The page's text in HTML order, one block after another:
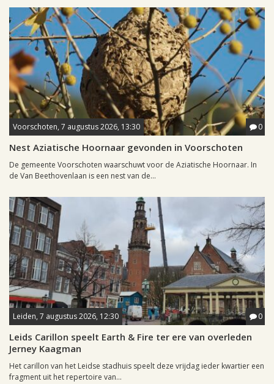
Voorschoten, 7 augustus 2026, 13:30 0
Nest Aziatische Hoornaar gevonden in Voorschoten
De gemeente Voorschoten waarschuwt voor de Aziatische Hoornaar. In
de Van Beethovenlaan is een nest van de...
Leiden, 7 augustus 2026, 12:30 0
Leids Carillon speelt Earth & Fire ter ere van overleden
Jerney Kaagman
Het carillon van het Leidse stadhuis speelt deze vrijdag ieder kwartier een
fragment uit het repertoire van...